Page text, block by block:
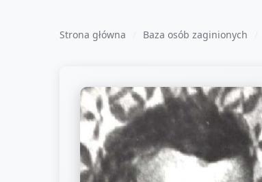
Strona główna Baza osób zaginionych